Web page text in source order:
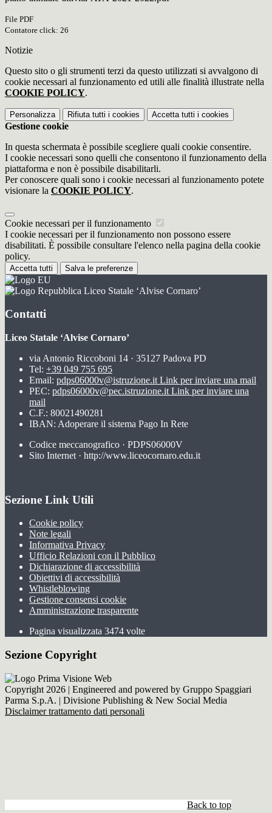
File PDF
Contatore click: 26
Notizie
Questo sito o gli strumenti terzi da questo utilizzati si avvalgono di
cookie necessari al funzionamento ed utili alle finalità illustrate nella
COOKIE POLICY.
Personalizza Rifiuta tutti i cookies Accetta tutti i cookies
Gestione cookie
In questa schermata è possibile scegliere quali cookie consentire.
I cookie necessari sono quelli che consentono il funzionamento della
piattaforma e non è possibile disabilitarli.
Per conoscere quali sono i cookie necessari al funzionamento potete
visionare la COOKIE POLICY.
Cookie necessari per il funzionamento
I cookie necessari per il funzionamento non possono essere
disabilitati. È possibile consultare l'elenco nella pagina della cookie
policy.
Accetta tutti Salva le preferenze
Liceo Statale ‘Alvise Cornaro’
Contatti
Liceo Statale ‘Alvise Cornaro’
via Antonio Riccoboni 14 · 35127 Padova PD
Tel: +39 049 755 695
Email: pdps06000v@istruzione.it Link per inviare una mail
PEC: pdps06000v@pec.istruzione.it Link per inviare una
mail
C.F.: 80021490281
IBAN: Adoperare il sistema Pago In Rete
Codice meccanografico · PDPS06000V
Sito Internet · http://www.liceocornaro.edu.it
Sezione Link Utili
Cookie policy
Note legali
Informativa Privacy
Ufficio Relazioni con il Pubblico
Dichiarazione di accessibilità
Obiettivi di accessibilità
Whistleblowing
Gestione consensi cookie
Amministrazione trasparente
Pagina visualizzata 3474 volte
Sezione Copyright
Copyright 2026 | Engineered and powered by Gruppo Spaggiari
Parma S.p.A. | Divisione Publishing & New Social Media
Disclaimer trattamento dati personali
Back to top